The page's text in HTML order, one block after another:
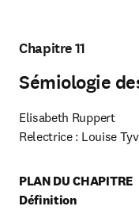
Chapitre 11
Sémiologie
Elisabeth Ruppert
Relectrice : Louise
PLAN DU CHAPITRE
Définition